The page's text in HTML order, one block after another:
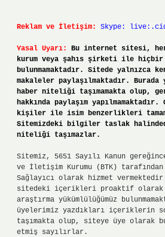
Reklam ve İletişim: Skype:
Yasal Uyarı:
Bu internet sitesi,
kurum veya şahıs şirketi ile hiçbir
bulunmamaktadır. Sitede yalnızca
makaleler paylaşılmaktadır.
haber niteliği taşımamakta olup,
hakkında paylaşım yapılmamaktadır.
kişiler ile isim benzerlikleri
Sitemizdeki bilgiler taslak
niteliği taşımazlar.
Sitemiz, 5651 Sayılı Kanun
ve İletişim Kurumu (BTK)
Sağlayıcı olarak hizmet
sitedeki içerikleri proaktif olarak
araştırma yükümlülüğümüz
üyelerimiz yazdıkları içeriklerin
taşımakta olup, siteye üye olarak
etmiş sayılırlar.